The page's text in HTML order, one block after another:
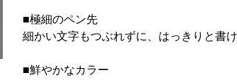
■極細のペン先
細かい文字もつぶれずに、はっきりと書け
■鮮やかなカラー